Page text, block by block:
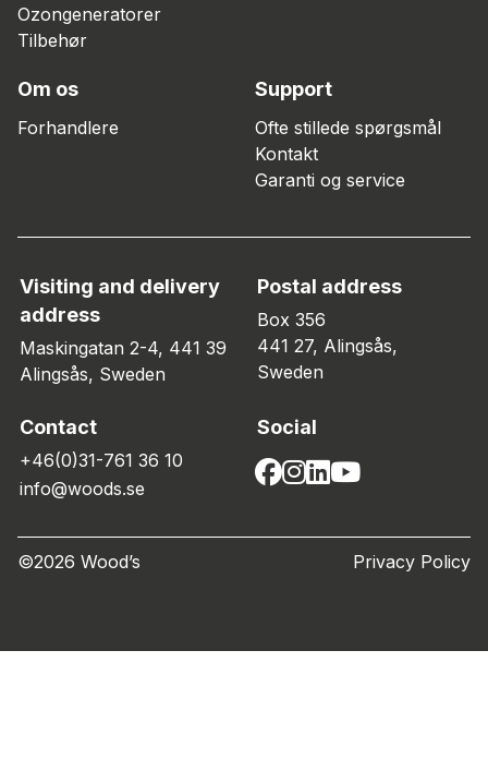
Ozongeneratorer
Tilbehør
Om os
Forhandlere
Support
Ofte stillede spørgsmål
Kontakt
Garanti og service
Visiting and delivery
address
Maskingatan 2-4, 441 39
Alingsås, Sweden
Postal address
Box 356
441 27, Alingsås,
Sweden
Contact
+46(0)31-761 36 10
info@woods.se
Social
©2026 Wood’s Privacy Policy